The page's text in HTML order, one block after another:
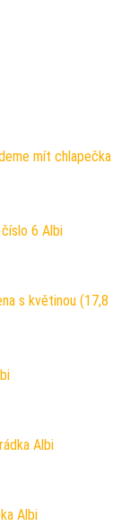
mít chlapečka
6 Albi
s květinou (17,8
Kč.
Kč.
Albi
Albi